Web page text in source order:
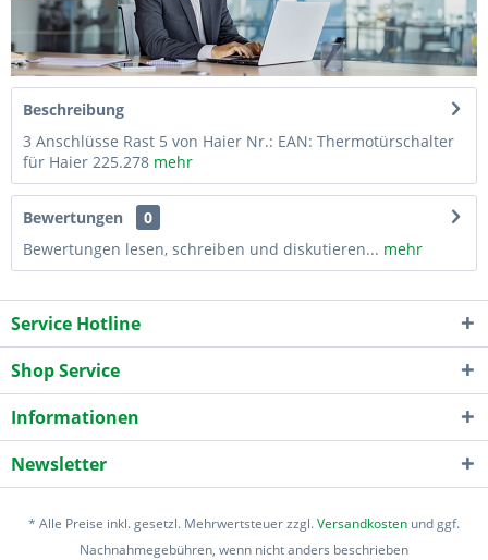
Beschreibung
3 Anschlüsse Rast 5 von Haier Nr.: EAN: Thermotürschalter
für Haier 225.278 mehr
Bewertungen
0
Bewertungen lesen, schreiben und diskutieren... mehr
Service Hotline
Shop Service
Informationen
Newsletter
* Alle Preise inkl. gesetzl. Mehrwertsteuer zzgl.Versandkosten und ggf.
Nachnahmegebühren, wenn nicht anders beschrieben